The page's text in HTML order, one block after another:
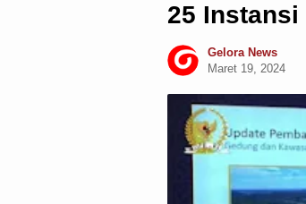
25 Instansi
Gelora News
Maret 19, 2024